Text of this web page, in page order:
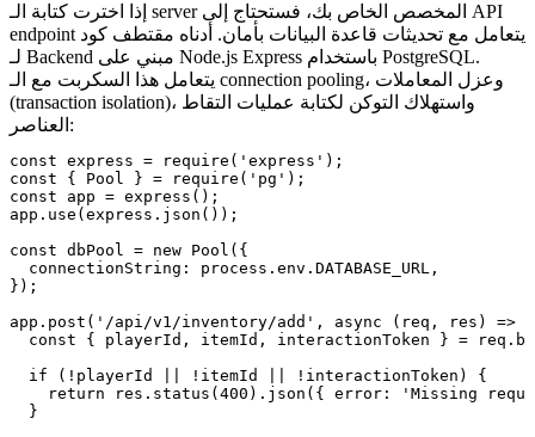
إذا اخترت كتابة الـ server المخصص الخاص بك، فستحتاج إلى API
endpoint يتعامل مع تحديثات قاعدة البيانات بأمان. أدناه مقتطف كود
لـ Backend مبني على Node.js Express باستخدام PostgreSQL.
يتعامل هذا السكربت مع الـ connection pooling، وعزل المعاملات
(transaction isolation)، واستهلاك التوكن لكتابة عمليات التقاط
العناصر:
const express = require('express');
const { Pool } = require('pg');
const app = express();
app.use(express.json());
const dbPool = new Pool({
  connectionString: process.env.DATABASE_URL,
});
app.post('/api/v1/inventory/add', async (req, res) => {
const { playerId, itemId, interactionToken } =
  if (!playerId || !itemId || !interactionToken) {
return res.status(400).json({ error: 'Missing
  }